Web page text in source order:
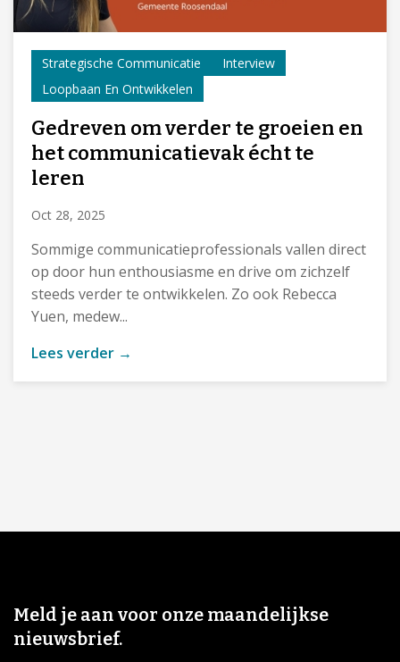
Strategische Communicatie
Interview
Loopbaan En Ontwikkelen
Gedreven om verder te groeien en
het communicatievak écht te
leren
Oct 28, 2025
Sommige communicatieprofessionals vallen direct
op door hun enthousiasme en drive om zichzelf
steeds verder te ontwikkelen. Zo ook Rebecca
Yuen, medew...
Lees verder →
Meld je aan voor onze maandelijkse
nieuwsbrief.